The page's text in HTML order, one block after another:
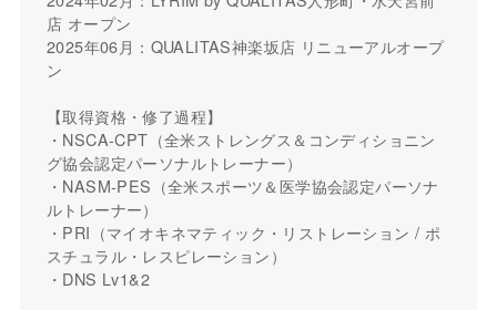
店 オープン
2025年06月：QUALITAS神楽坂店 リニューアルオープ
ン
【取得資格・修了過程】
・NSCA-CPT（全米ストレングス＆コンディショニン
グ協会認定パーソナルトレーナー）
・NASM-PES（全米スポーツ＆医学協会認定パーソナ
ルトレーナー）
・PRI（マイオキネマティック・リストレーション / ポ
スチュラル・レスピレーション）
・DNS Lv1&2